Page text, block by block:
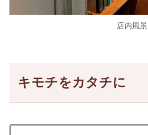
店内風景
キモチをカタチに